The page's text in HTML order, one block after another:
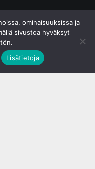
ominaisuuksissa ja
sivustoa hyväksyt
Lisätietoja